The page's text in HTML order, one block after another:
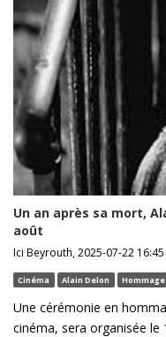
Un an après sa mort,
août
Ici Beyrouth, 2025-07-22
Cinéma Alain Delon Hommage
Une cérémonie en
cinéma, sera organisée